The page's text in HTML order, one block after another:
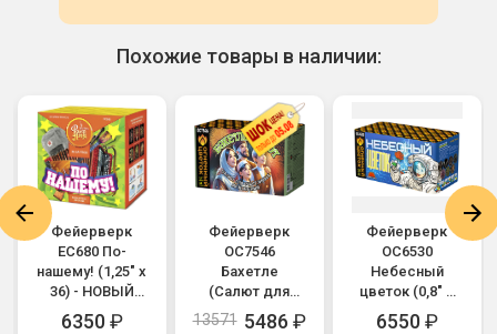
Похожие товары в наличии:
Фейерверк
ЕС680 По-
нашему! (1,25" х
36) - НОВЫЙ
ЭФФЕКТ
6350₽
Фейерверк
ОС7546
Бахетле
(Салют для
счастливых
13571 5486 ₽
Фейерверк
ОС6530
Небесный
цветок (0,8" х
64)
6550₽